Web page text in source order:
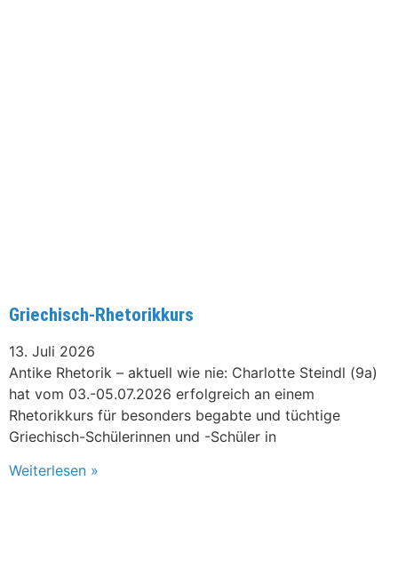
Griechisch-Rhetorikkurs
13. Juli 2026
Antike Rhetorik – aktuell wie nie: Charlotte Steindl (9a)
hat vom 03.-05.07.2026 erfolgreich an einem
Rhetorikkurs für besonders begabte und tüchtige
Griechisch-Schülerinnen und -Schüler in
Weiterlesen »